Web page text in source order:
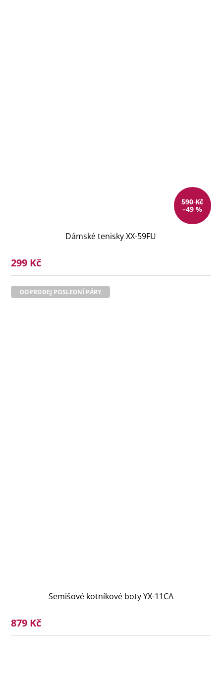
590 Kč
–49 %
Dámské tenisky XX-59FU
299 Kč
DOPRODEJ POSLEDNÍ PÁRY
Semišové kotníkové boty YX-11CA
879 Kč